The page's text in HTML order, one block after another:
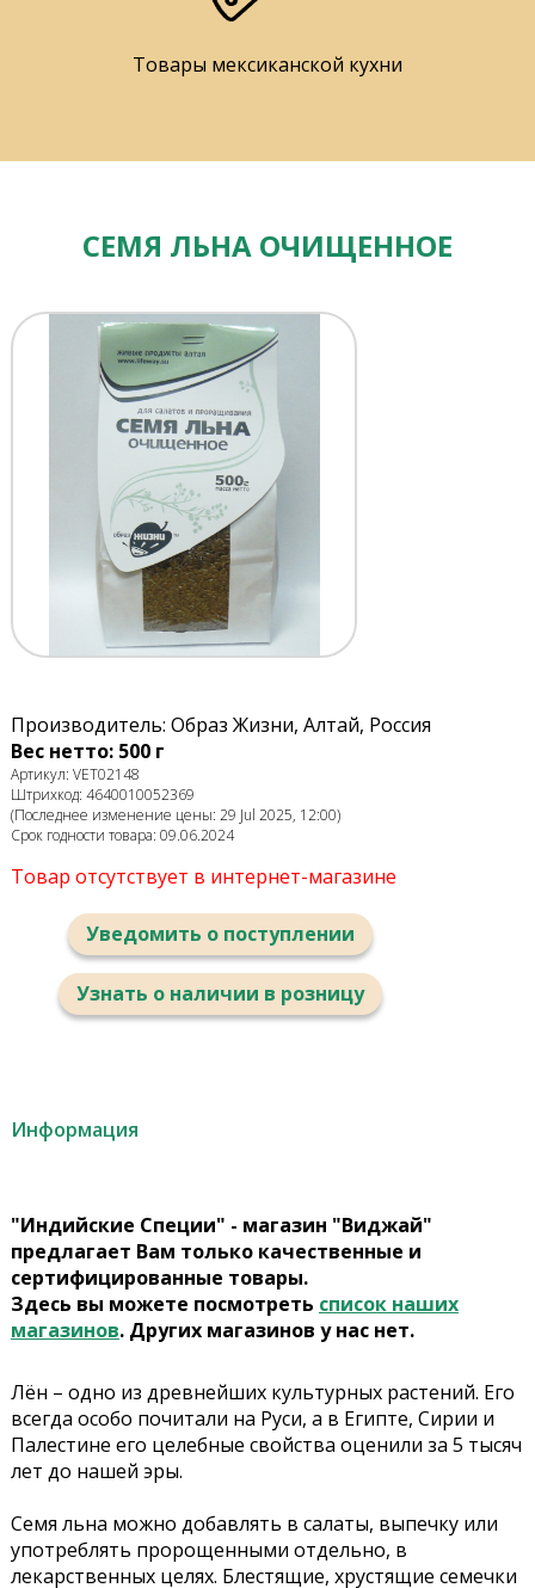
Товары мексиканской кухни
СЕМЯ ЛЬНА ОЧИЩЕННОЕ
Производитель: Образ Жизни, Алтай, Россия
Вес нетто: 500 г
Артикул: VET02148
Штрихкод: 4640010052369
(Последнее изменение цены: 29 Jul 2025, 12:00)
Срок годности товара: 09.06.2024
Товар отсутствует в интернет-магазине
Уведомить о поступлении
Узнать о наличии в розницу
Информация
"Индийские Специи" - магазин "Виджай"
предлагает Вам только качественные и
сертифицированные товары.
Здесь вы можете посмотреть список наших
магазинов. Других магазинов у нас нет.
Лён – одно из древнейших культурных растений. Его
всегда особо почитали на Руси, а в Египте, Сирии и
Палестине его целебные свойства оценили за 5 тысяч
лет до нашей эры.
Семя льна можно добавлять в салаты, выпечку или
употреблять пророщенными отдельно, в
лекарственных целях. Блестящие, хрустящие семечки